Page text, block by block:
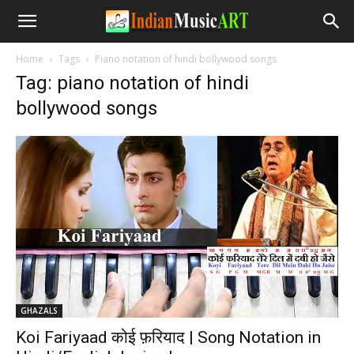
Home Tags Piano notation of hindi bollywood songs
Tag: piano notation of hindi
bollywood songs
GHAZALS
Koi Fariyaad कोई फ़रियाद | Song Notation in